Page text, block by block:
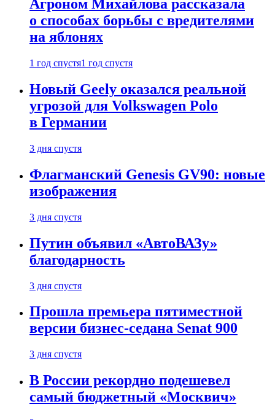
Агроном Михайлова рассказала
о способах борьбы с вредителями
на яблонях
1 год спустя1 год спустя
Новый Geely оказался реальной
угрозой для Volkswagen Polo
в Германии
3 дня спустя
Флагманский Genesis GV90: новые
изображения
3 дня спустя
Путин объявил «АвтоВАЗу»
благодарность
3 дня спустя
Прошла премьера пятиместной
версии бизнес-седана Senat 900
3 дня спустя
В России рекордно подешевел
самый бюджетный «Москвич»